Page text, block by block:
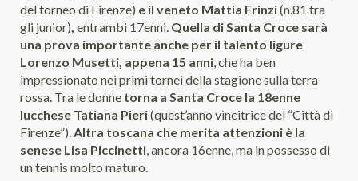
del torneo di Firenze) e il veneto Mattia Frinzi(n.81 tra
gli junior), entrambi 17enni. Quella di Santa Croce sarà
una prova importante anche per il talento ligure
Lorenzo Musetti, appena 15 anni, che ha ben
impressionato nei primi tornei della stagione sulla terra
rossa. Tra le donne torna a Santa Croce la 18enne
lucchese Tatiana Pieri(quest’anno vincitrice del “Città di
Firenze”).Altra toscana che merita attenzioni è la
senese Lisa Piccinetti, ancora 16enne, ma in possesso di
un tennis molto maturo.